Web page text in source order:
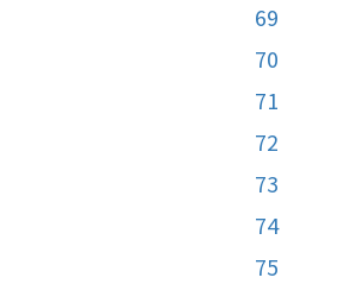
69
70
71
72
73
74
75